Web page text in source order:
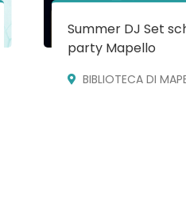
Summer DJ Set
party Mapello
BIBLIOTECA DI